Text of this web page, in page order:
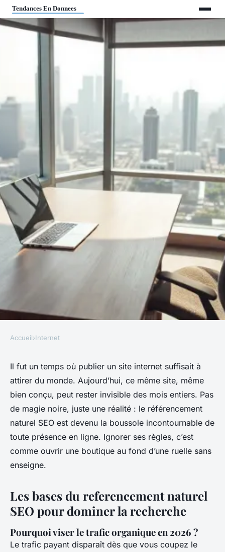
Top stratégies pour booster
votre SEO et attirer des
visiteurs ciblés
Franceline•20/04/2026 20:29•8 min de lecture
Accueil›Internet
Il fut un temps où publier un site internet suffisait à
attirer du monde. Aujourd’hui, ce même site, même
bien conçu, peut rester invisible des mois entiers. Pas
de magie noire, juste une réalité : le référencement
naturel SEO est devenu la boussole incontournable de
toute présence en ligne. Ignorer ses règles, c’est
comme ouvrir une boutique au fond d’une ruelle sans
enseigne.
Les bases du referencement naturel
SEO pour dominer la recherche
Pourquoi viser le trafic organique en 2026 ?
Le trafic payant disparaît dès que vous coupez le